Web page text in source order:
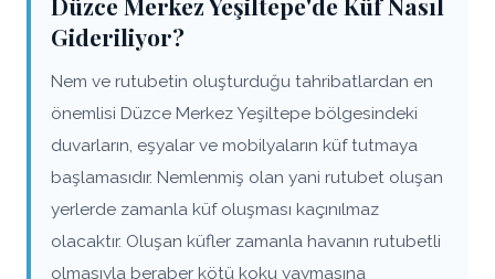
Gideriliyor?
Nem ve rutubetin oluşturduğu tahribatlardan en
önemlisi Düzce Merkez Yeşiltepe bölgesindeki
duvarların, eşyalar ve mobilyaların küf tutmaya
başlamasıdır. Nemlenmiş olan yani rutubet oluşan
yerlerde zamanla küf oluşması kaçınılmaz
olacaktır. Oluşan küfler zamanla havanın rutubetli
olmasıyla beraber kötü koku yaymasına